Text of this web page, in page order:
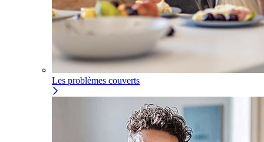
Les problèmes couverts